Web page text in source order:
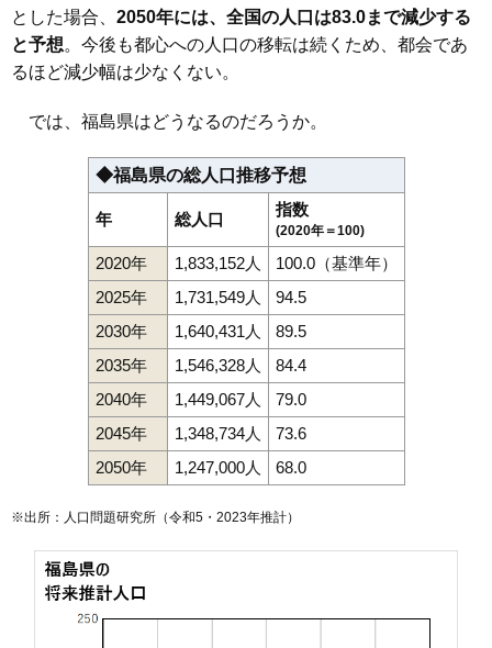
とした場合、 2050年には、全国の人口は83.0まで減少する
と予想。今後も都心への人口の移転は続くため、都会であ
るほど減少幅は少なくない。
では、福島県はどうなるのだろうか。
◆福島県の総人口推移予想
年 総人口
指数
(2020年＝100)
2020年 1,833,152人
100.0（基準年）
2025年
1,731,549人
94.5
2030年
1,640,431人
89.5
2035年
1,546,328人
84.4
2040年
1,449,067人
79.0
2045年
1,348,734人
73.6
2050年
1,247,000人 68.0
※出所：人口問題研究所（令和5・2023年推計）